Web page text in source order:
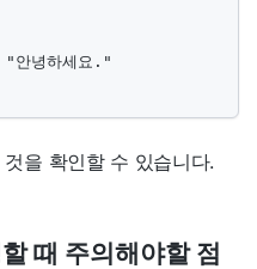
녕하세요."
을 확인할 수 있습니다.
때 주의해야할 점